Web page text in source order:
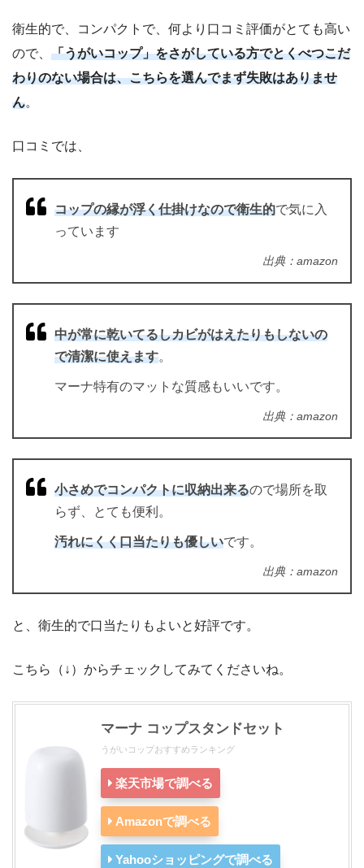
衛生的で、コンパクトで、何より口コミ評価がとても高い
ので、 「うがいコップ」をさがしている方でとくべつこだ
わりのない場合は、こちらを選んでまず失敗はありませ
ん。
口コミでは、
コップの縁が浮く仕掛けなので衛生的で気に入
っています
出典：amazon
中が常に乾いてるしカビがはえたりもしないの
で清潔に使えます。
マーナ特有のマットな質感もいいです。
出典：amazon
小さめでコンパクトに収納出来るので場所を取
らず、とても便利。
汚れにくく口当たりも優しいです。
出典：amazon
と、衛生的で口当たりもよいと好評です。
こちら（↓）からチェックしてみてくださいね。
マーナ コップスタンドセット
うがいコップおすすめランキング
楽天市場で調べる
Amazonで調べる
Yahooショッピングで調べる